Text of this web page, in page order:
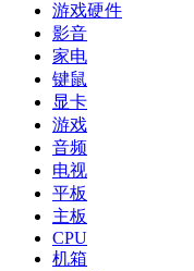
游戏硬件
影音
家电
键鼠
显卡
游戏
音频
电视
平板
主板
CPU
机箱